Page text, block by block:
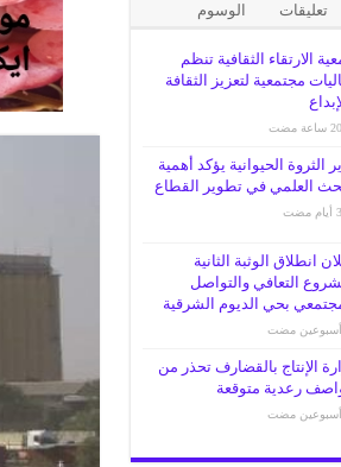
تعليقات الوسوم
الارتقاء الثقافية تنظم
مجتمعية لتعزيز الثقافة
الثروة الحيوانية يؤكد أهمية
العلمي في تطوير القطاع
انطلاق الوثبة الثانية
التعافي والتواصل
بحي الديوم الشرقية
‏أسبوعين مضت
الإنتاج بالقضارف تحذر من
رعدية متوقعة
‏أسبوعين مضت